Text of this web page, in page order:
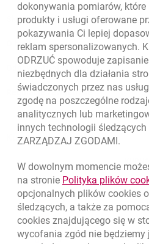
Skontaktuj się ze Specjalistą
O banku
Kursy wymiany walut
Kursy wymiany walut. Data
WALUTA KUPNO
EUR 4.1358
USD
CHF 4.4248
GBP 4.8262
Odpowiedzialny biznes
Regulacje zewnętrzne
dokonywania pomiarów,
produkty i usługi oferowane
pokazywania Ci lepiej
reklam spersonalizowanych.
ODRZUĆ spowoduje
niezbędnych dla działania
świadczonych przez nas
zgodę na poszczególne
analitycznych lub
innych technologii
ZARZĄDZAJ ZGODAMI.
W dowolnym momencie
na stronie Polityka plików
opcjonalnych plików cookies
śledzących, a także za
cookies znajdującego się w
wycofania zgód nie